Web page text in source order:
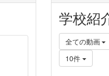
学校紹
全ての動画
10件